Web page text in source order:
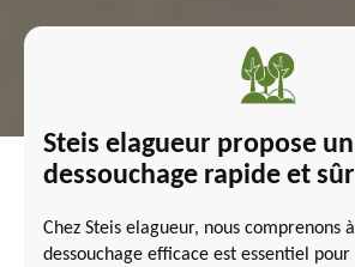
Steis elagueur propose un
dessouchage rapide et
Chez Steis elagueur, nous comprenons
dessouchage efficace est essentiel